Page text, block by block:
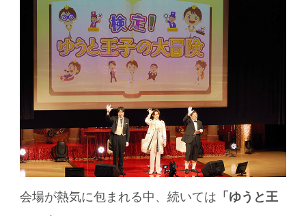
会場が熱気に包まれる中、続いては 「ゆうと王